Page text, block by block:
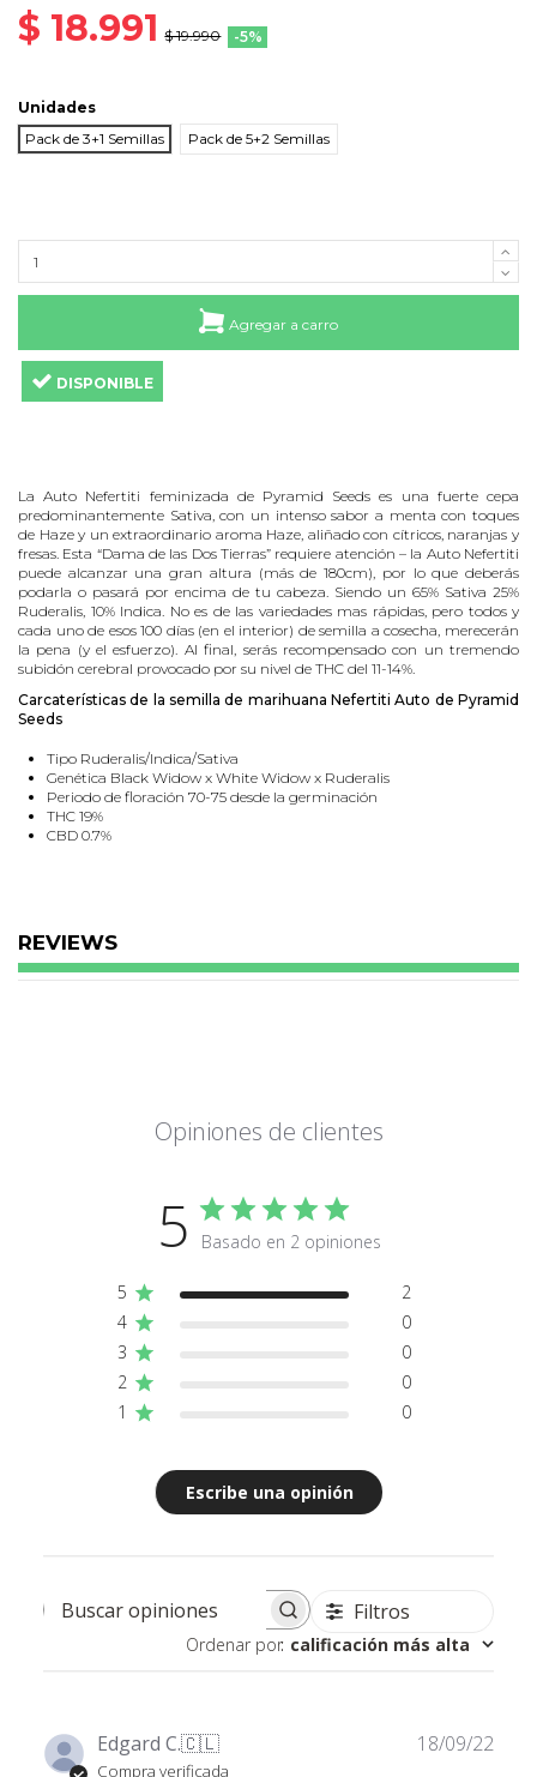
$ 18.991 $ 19.990 -5%
Unidades
Pack de 3+1 Semillas
Pack de 5+2 Semillas
Agregar a carro
DISPONIBLE
La Auto Nefertiti feminizada de Pyramid Seeds es una fuerte cepa
predominantemente Sativa, con un intenso sabor a menta con toques
de Haze y un extraordinario aroma Haze, aliñado con cítricos, naranjas y
fresas. Esta “Dama de las Dos Tierras” requiere atención – la Auto Nefertiti
puede alcanzar una gran altura (más de 180cm), por lo que deberás
podarla o pasará por encima de tu cabeza. Siendo un 65% Sativa 25%
Ruderalis, 10% Indica. No es de las variedades mas rápidas, pero todos y
cada uno de esos 100 días (en el interior) de semilla a cosecha, merecerán
la pena (y el esfuerzo). Al final, serás recompensado con un tremendo
subidón cerebral provocado por su nivel de THC del 11-14%.
Carcaterísticas de la semilla de marihuana Nefertiti Auto de Pyramid
Seeds
Tipo Ruderalis/Indica/Sativa
Genética Black Widow x White Widow x Ruderalis
Periodo de floración 70-75 desde la germinación
THC 19%
CBD 0.7%
REVIEWS
Opiniones de clientes
5 Basado en 2 opiniones
5
2
4
0
3
0
2
0
1
0
Escribe una opinión
Buscar opiniones Filtros
Ordenar por: calificación más alta
Edgard C.🇨🇱
Compra verificada
18/09/22